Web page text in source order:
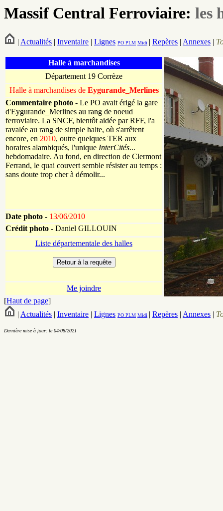
Massif Central Ferroviaire: les
| Actualités | Inventaire | Lignes PO PLM Midi | Repères | Annexes |
Halle à marchandises
Département 19 Corrèze
Halle à marchandises deEygurande_Merlines
Commentaire photo - Le PO avait érigé la gare
d'Eygurande_Merlines au rang de noeud
ferroviaire. La SNCF, bientôt aidée par RFF, l'a
ravalée au rang de simple halte, où s'arrêtent
encore, en 2010, outre quelques TER aux
horaires alambiqués, l'unique InterCités...
hebdomadaire. Au fond, en direction de Clermont
Ferrand, le quai couvert semble résister au temps :
sans doute trop cher à démolir...
Date photo - 13/06/2010
Crédit photo - Daniel GILLOUIN
Liste départementale des halles
Me joindre
[Haut de page]
| Actualités | Inventaire | Lignes PO PLM Midi | Repères | Annexes |
Dernière mise à jour: le 04/08/2021